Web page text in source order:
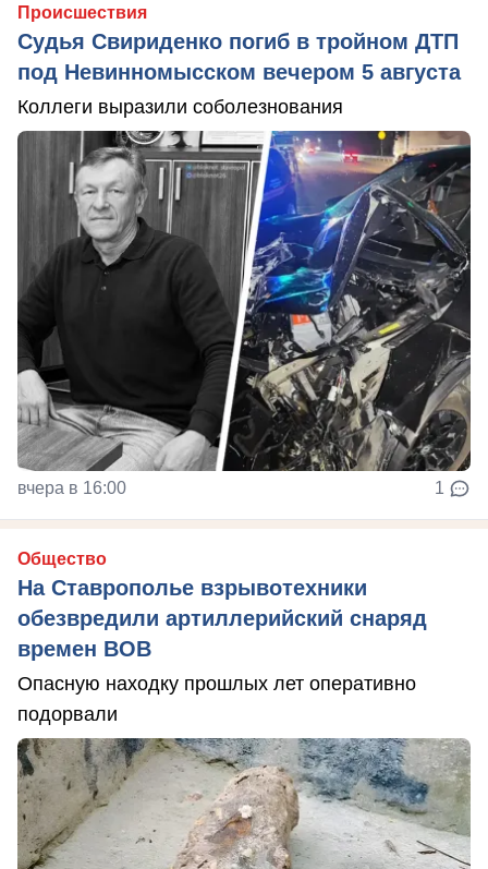
Происшествия
Судья Свириденко погиб в тройном ДТП
под Невинномысском вечером 5 августа
Коллеги выразили соболезнования
вчера в 16:00 1
Общество
На Ставрополье взрывотехники
обезвредили артиллерийский снаряд
времен ВОВ
Опасную находку прошлых лет оперативно
подорвали